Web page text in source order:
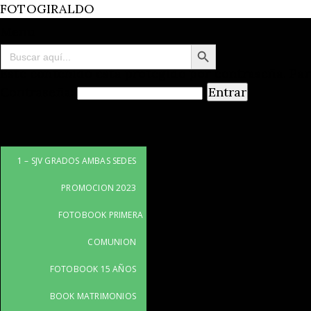
FOTOGIRALDO
Buscar:
Botón de búsqueda
1 – SJV GRADOS AMBAS SEDES
PROMOCION 2023
FOTOBOOK PRIMERA
COMUNION
FOTOBOOK 15 AÑOS
BOOK MATRIMONIOS
Este contenido está protegido por contraseña.
Contraseña: